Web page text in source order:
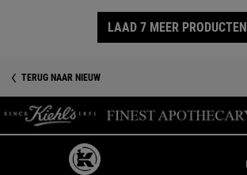
LAAD 7 MEER PRODUCTEN
TERUG NAAR NIEUW